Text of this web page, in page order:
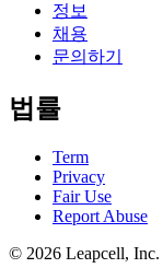
정보
채용
문의하기
법률
Term
Privacy
Fair Use
Report Abuse
© 2026 Leapcell, Inc.